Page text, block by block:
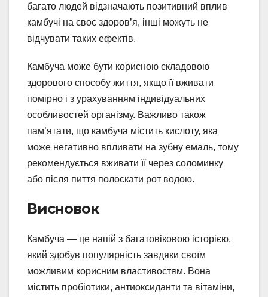
багато людей відзначають позитивний вплив
камбучі на своє здоров’я, інші можуть не
відчувати таких ефектів.
Камбуча може бути корисною складовою
здорового способу життя, якщо її вживати
помірно і з урахуванням індивідуальних
особливостей організму. Важливо також
пам’ятати, що камбуча містить кислоту, яка
може негативно впливати на зубну емаль, тому
рекомендується вживати її через соломинку
або після пиття полоскати рот водою.
Висновок
Камбуча — це напій з багатовіковою історією,
який здобув популярність завдяки своїм
можливим корисним властивостям. Вона
містить пробіотики, антиоксиданти та вітаміни,